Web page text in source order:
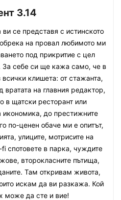
3.14
се представя с истинското
на провал любимото ми
под прикритие с цел
За себе си ще кажа само, че в
клишета: от стажанта,
вратата на главния редактор,
в щатски ресторант или
икономика, до престижните
по-ценен обаче ми е опитът,
улиците, мотрисите на
спотовете в парка, чуждите
второкласните пътища,
Там откривам живота,
искам да ви разкажа. Кой
може да сте и вие!